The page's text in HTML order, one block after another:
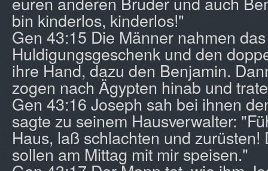
bin kinderlos, kinderlos!"
Gen 43:15 Die Männer nahmen das
Huldigungsgeschenk und den
ihre Hand, dazu den Benjamin.
zogen nach Ägypten hinab und
Gen 43:16 Joseph sah bei ihnen
sagte zu seinem Hausverwalter:
Haus, laß schlachten und
sollen am Mittag mit mir speisen."